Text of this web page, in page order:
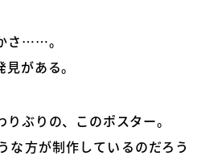
さ……。
がある。
ぶりの、このポスター。
な方が制作しているのだろう